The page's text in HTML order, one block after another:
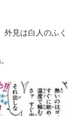
見は白人のふく